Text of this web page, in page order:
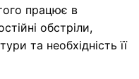
працює в
обстріли,
та необхідність її